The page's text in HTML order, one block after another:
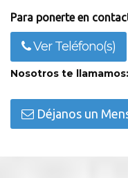
Para ponerte en
Ver Teléfono(s)
Nosotros te llamamos:
Déjanos un